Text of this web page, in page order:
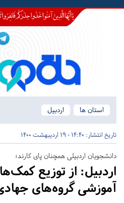
استان ها
اردبیل
تاریخ انتشار: 14:40 - 19 اردیبهشت 1400
دانشجویان اردبیلی همچنان پای کارند؛
اردبیل: از توزیع
آموزشی گروه‌های